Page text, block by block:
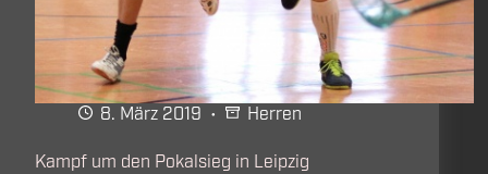
8. März 2019 Herren
Kampf um den Pokalsieg in Leipzig